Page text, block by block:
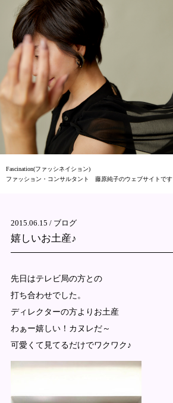
Fascination(ファッシネイション)
ファッション・コンサルタント 藤原純子のウェブサイトです
2015.06.15 / ブログ
嬉しいお土産♪
先日はテレビ局の方との
打ち合わせでした。
ディレクターの方よりお土産
わぁー嬉しい！カヌレだ～
可愛くて見てるだけでワクワク♪